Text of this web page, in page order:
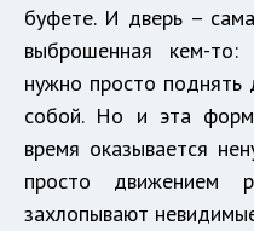
буфете. И дверь –
выброшенная кем-
нужно просто поднять
собой. Но и эта
время оказывается
просто движением
захлопывают